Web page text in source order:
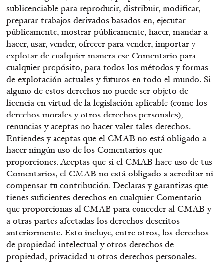
sublicenciable para reproducir, distribuir, modificar,
preparar trabajos derivados basados en, ejecutar
públicamente, mostrar públicamente, hacer, mandar a
hacer, usar, vender, ofrecer para vender, importar y
explotar de cualquier manera ese Comentario para
cualquier propósito, para todos los métodos y formas
de explotación actuales y futuros en todo el mundo. Si
alguno de estos derechos no puede ser objeto de
licencia en virtud de la legislación aplicable (como los
derechos morales y otros derechos personales),
renuncias y aceptas no hacer valer tales derechos.
Entiendes y aceptas que el CMAB no está obligado a
hacer ningún uso de los Comentarios que
proporciones. Aceptas que si el CMAB hace uso de tus
Comentarios, el CMAB no está obligado a acreditar ni
compensar tu contribución. Declaras y garantizas que
tienes suficientes derechos en cualquier Comentario
que proporcionas al CMAB para conceder al CMAB y
a otras partes afectadas los derechos descritos
anteriormente. Esto incluye, entre otros, los derechos
de propiedad intelectual y otros derechos de
propiedad, privacidad u otros derechos personales.